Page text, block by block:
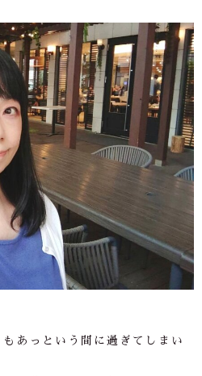
あっという間に過ぎてしまい